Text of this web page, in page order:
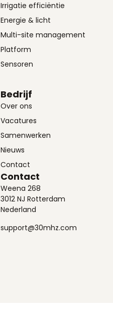
Irrigatie efficiëntie
Energie & licht
Multi-site management
Platform
Sensoren
Bedrijf
Over ons
Vacatures
Samenwerken
Nieuws
Contact
Contact
Weena 268
3012 NJ Rotterdam
Nederland
support@30mhz.com